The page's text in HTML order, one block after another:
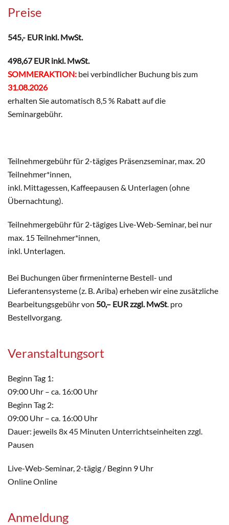
Preise
545,- EUR inkl. MwSt.
498,67 EUR inkl. MwSt.
SOMMERAKTION: bei verbindlicher Buchung bis zum
31.08.2026
erhalten Sie automatisch 8,5 % Rabatt auf die
Seminargebühr.
Teilnehmergebühr für 2-tägiges Präsenzseminar, max. 20
Teilnehmer*innen,
inkl. Mittagessen, Kaffeepausen & Unterlagen (ohne
Übernachtung).
Teilnehmergebühr für 2-tägiges Live-Web-Seminar, bei nur
max. 15 Teilnehmer*innen,
inkl. Unterlagen.
Bei Buchungen über firmeninterne Bestell- und
Lieferantensysteme (z. B. Ariba) erheben wir eine zusätzliche
Bearbeitungsgebühr von 50,– EUR zzgl. MwSt. pro
Bestellvorgang.
Veranstaltungsort
Beginn Tag 1:
09:00 Uhr – ca. 16:00 Uhr
Beginn Tag 2:
09:00 Uhr – ca. 16:00 Uhr
Dauer: jeweils 8x 45 Minuten Unterrichtseinheiten zzgl.
Pausen
Live-Web-Seminar, 2-tägig / Beginn 9 Uhr
Online Online
Anmeldung